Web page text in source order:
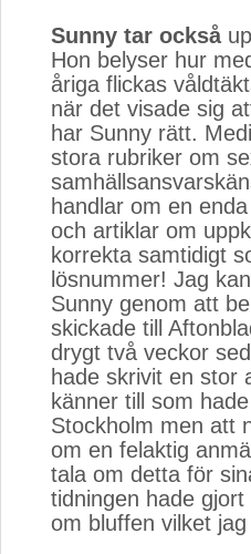
Sunny tar också
Hon belyser hur
åriga flickas
när det visade sig
har Sunny rätt.
stora rubriker om
handlar om en
och artiklar om
korrekta samtidigt
lösnummer! Jag
Sunny genom att
skickade till
drygt två veckor
hade skrivit en stor
känner till som
Stockholm men att
om en felaktig
tala om detta för
tidningen hade
om bluffen vilket